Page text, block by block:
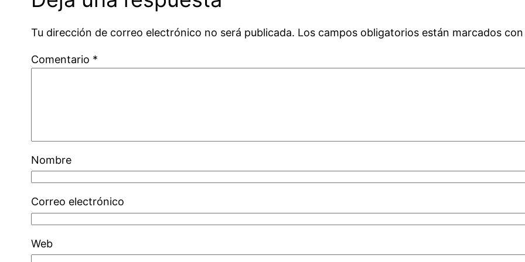
Tu dirección de correo electrónico no será publicada. Los campos obligatorios están marcados
Comentario *
Nombre
Correo electrónico
Web